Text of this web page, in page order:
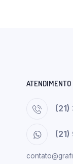
ATENDIMENTO